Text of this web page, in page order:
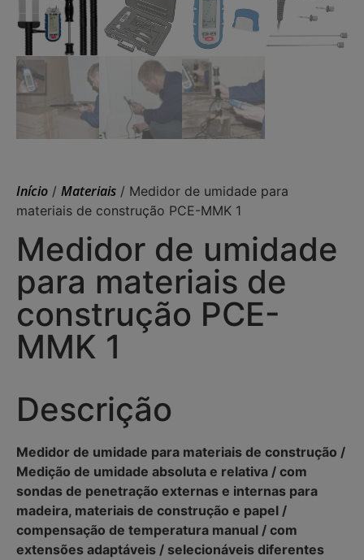
Início / Materiais / Medidor de umidade para
materiais de construção PCE-MMK 1
Medidor de umidade
para materiais de
construção PCE-
MMK 1
Descrição
Medidor de umidade para materiais de construção /
Medição de umidade absoluta e relativa / com
sondas de penetração externas e internas para
madeira, materiais de construção e papel /
compensação de temperatura manual / com
extensões adaptáveis / selecionáveis diferentes